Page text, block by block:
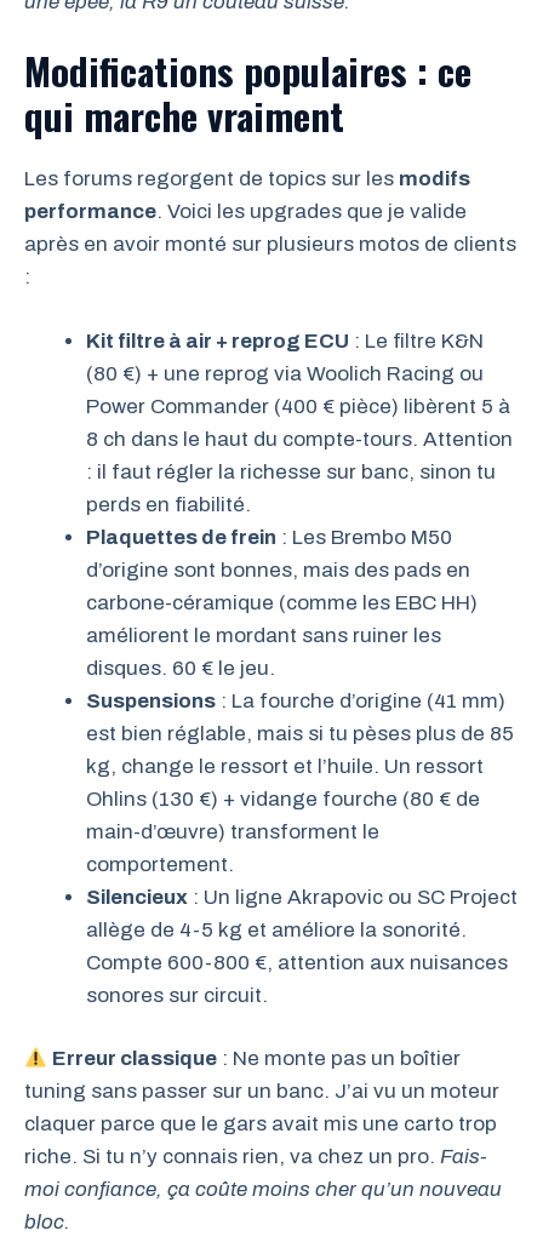
Modifications populaires : ce
qui marche vraiment
Les forums regorgent de topics sur les modifs
performance. Voici les upgrades que je valide
après en avoir monté sur plusieurs motos de clients
:
Kit filtre à air + reprog ECU : Le filtre K&N
(80 €) + une reprog via Woolich Racing ou
Power Commander (400 € pièce) libèrent 5 à
8 ch dans le haut du compte-tours. Attention
: il faut régler la richesse sur banc, sinon tu
perds en fiabilité.
Plaquettes de frein : Les Brembo M50
d’origine sont bonnes, mais des pads en
carbone-céramique (comme les EBC HH)
améliorent le mordant sans ruiner les
disques. 60 € le jeu.
Suspensions : La fourche d’origine (41 mm)
est bien réglable, mais si tu pèses plus de 85
kg, change le ressort et l’huile. Un ressort
Ohlins (130 €) + vidange fourche (80 € de
main-d’œuvre) transforment le
comportement.
Silencieux : Un ligne Akrapovic ou SC Project
allège de 4-5 kg et améliore la sonorité.
Compte 600-800 €, attention aux nuisances
sonores sur circuit.
Erreur classique : Ne monte pas un boîtier
tuning sans passer sur un banc. J’ai vu un moteur
claquer parce que le gars avait mis une carto trop
riche. Si tu n’y connais rien, va chez un pro. Fais-
moi confiance, ça coûte moins cher qu’un nouveau
bloc.